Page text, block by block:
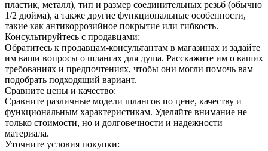
пластик, металл), тип и размер соединительных резьб (обычно
1/2 дюйма), а также другие функциональные особенности,
такие как антикоррозийное покрытие или гибкость.
Консультируйтесь с продавцами:
Обратитесь к продавцам-консультантам в магазинах и задайте
им ваши вопросы о шлангах для душа. Расскажите им о ваших
требованиях и предпочтениях, чтобы они могли помочь вам
подобрать подходящий вариант.
Сравните цены и качество:
Сравните различные модели шлангов по цене, качеству и
функциональным характеристикам. Уделяйте внимание не
только стоимости, но и долговечности и надежности
материала.
Уточните условия покупки: